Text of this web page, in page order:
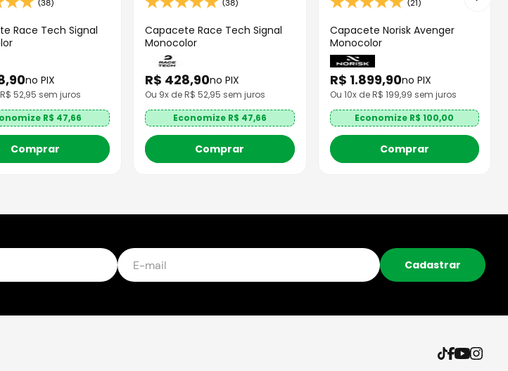
(38)
Race Tech Signal
,90no PIX
52,95 sem juros
R$ 47,66
Comprar
(38)
Capacete Race Tech Signal
Monocolor
R$ 428,90no PIX
Ou 9x de R$52,95 sem juros
Economize R$ 47,66
Comprar
(21)
Capacete Norisk Avenger
Monocolor
R$ 1.899,90no PIX
Ou 10x de R$ 199,99 sem juros
Economize R$100,00
Comprar
Cadastrar